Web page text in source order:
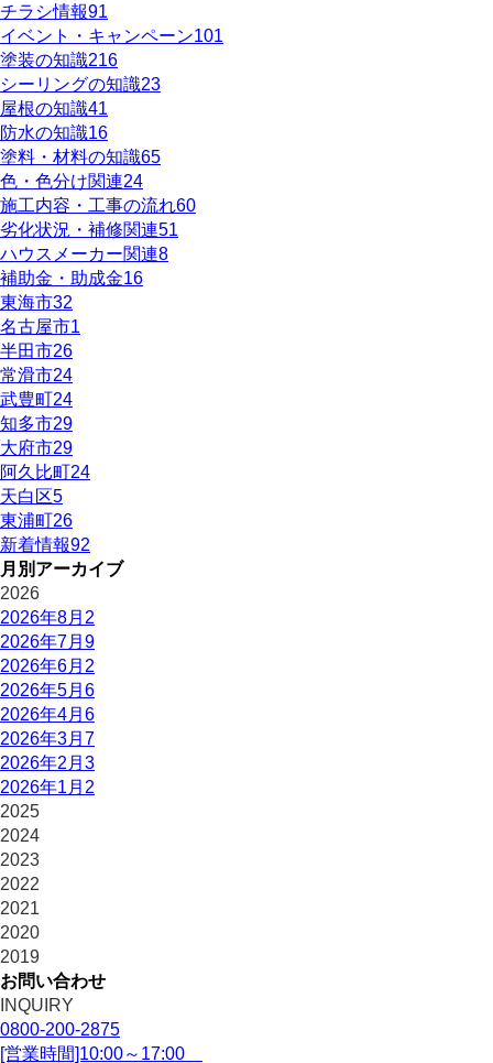
チラシ情報91
イベント・キャンペーン101
塗装の知識216
シーリングの知識23
屋根の知識41
防水の知識16
塗料・材料の知識65
色・色分け関連24
施工内容・工事の流れ60
劣化状況・補修関連51
ハウスメーカー関連8
補助金・助成金16
東海市32
名古屋市1
半田市26
常滑市24
武豊町24
知多市29
大府市29
阿久比町24
天白区5
東浦町26
新着情報92
月別アーカイブ
2026
2026年8月 2
2026年7月 9
2026年6月 2
2026年5月 6
2026年4月 6
2026年3月 7
2026年2月 3
2026年1月 2
2025
2024
2023
2022
2021
2020
2019
お問い合わせ
INQUIRY
0800-200-2875
[営業時間]10:00～17:00